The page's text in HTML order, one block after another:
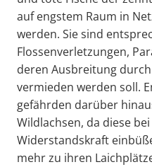
auf engstem Raum in
werden. Sie sind
Flossenverletzungen,
deren Ausbreitung
vermieden werden soll.
gefährden darüber
Wildlachsen, da diese
Widerstandskraft
mehr zu ihren